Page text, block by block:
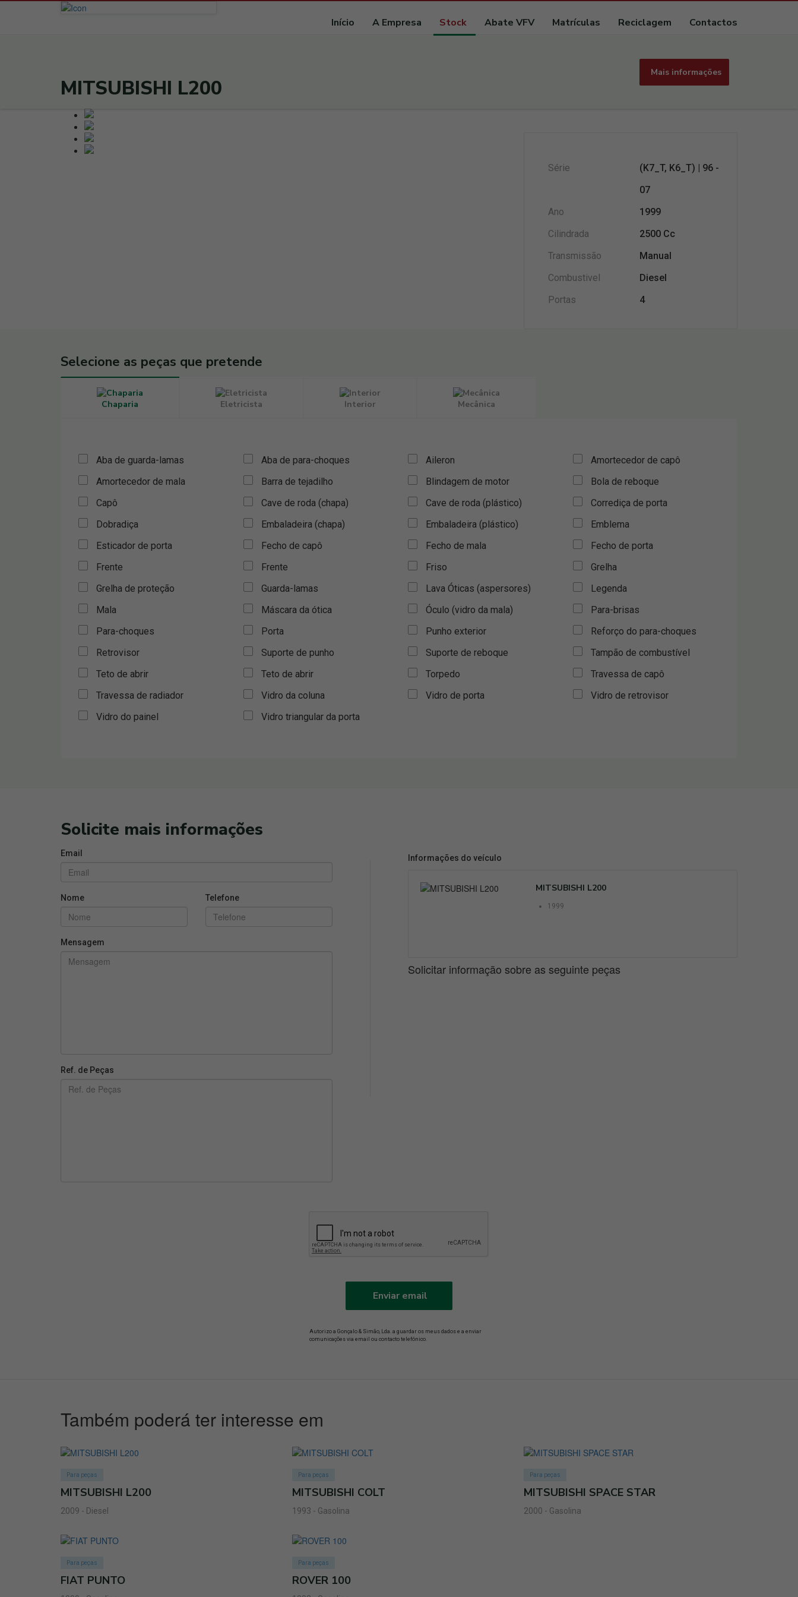
Início A Empresa Stock Abate VFV Matrículas Reciclagem Contactos
MITSUBISHI L200
Mais informações
Série
(K7_T, K6_T) | 96 -
07
Ano
1999
Cilindrada
2500 Cc
Transmissão
Manual
Combustivel
Diesel
Portas
4
Selecione as peças que pretende
Chaparia Eletricista Interior Mecânica
Aba de guarda-lamas Aba de para-choques Aileron
Amortecedor de capô
Amortecedor de mala
Barra de tejadilho Blindagem de motor
Bola de reboque
Capô
Cave de roda (chapa) Cave de roda (plástico)
Corrediça de porta
Dobradiça
Embaladeira (chapa) Embaladeira (plástico)
Emblema
Esticador de porta
Fecho de capô Fecho de mala
Fecho de porta
Frente
Frente Friso
Grelha
Grelha de proteção
Guarda-lamas Lava Óticas (aspersores)
Legenda
Mala
Máscara da ótica Óculo (vidro da mala)
Para-brisas
Para-choques
Porta Punho exterior
Reforço do para-choques
Retrovisor
Suporte de punho Suporte de reboque
Tampão de combustível
Teto de abrir
Teto de abrir Torpedo
Travessa de capô
Travessa de radiador
Vidro da coluna Vidro de porta
Vidro de retrovisor
Vidro do painel
Vidro triangular da porta
Solicite mais informações
Email
Nome Telefone
Mensagem
Ref. de Peças
Informações do veículo
MITSUBISHI L200
1999
Solicitar informação sobre as seguinte peças
Enviar email
Autorizo a Gonçalo & Simão, Lda. a guardar os meus dados e a enviar
comunicações via email ou contacto telefónico.
Também poderá ter interesse em
Para peças
MITSUBISHI L200
2009 - Diesel
Para peças
MITSUBISHI COLT
1993 - Gasolina
Para peças
MITSUBISHI SPACE STAR
2000 - Gasolina
Para peças
FIAT PUNTO
Para peças
ROVER 100